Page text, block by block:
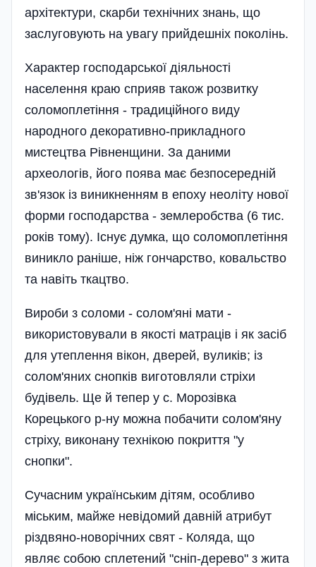
архітектури, скарби технічних знань, що
заслуговують на увагу прийдешніх поколінь.
Характер господарської діяльності
населення краю сприяв також розвитку
соломоплетіння - традиційного виду
народного декоративно-прикладного
мистецтва Рівненщини. За даними
археологів, його поява має безпосередній
зв'язок із виникненням в епоху неоліту нової
форми господарства - землеробства (6 тис.
років тому). Існує думка, що соломоплетіння
виникло раніше, ніж гончарство, ковальство
та навіть ткацтво.
Вироби з соломи - солом'яні мати -
використовували в якості матраців і як засіб
для утеплення вікон, дверей, вуликів; із
солом'яних снопків виготовляли стріхи
будівель. Ще й тепер у с. Морозівка
Корецького р-ну можна побачити солом'яну
стріху, виконану технікою покриття "у
снопки".
Сучасним українським дітям, особливо
міським, майже невідомий давній атрибут
різдвяно-новорічних свят - Коляда, що
являє собою сплетений "сніп-дерево" з жита